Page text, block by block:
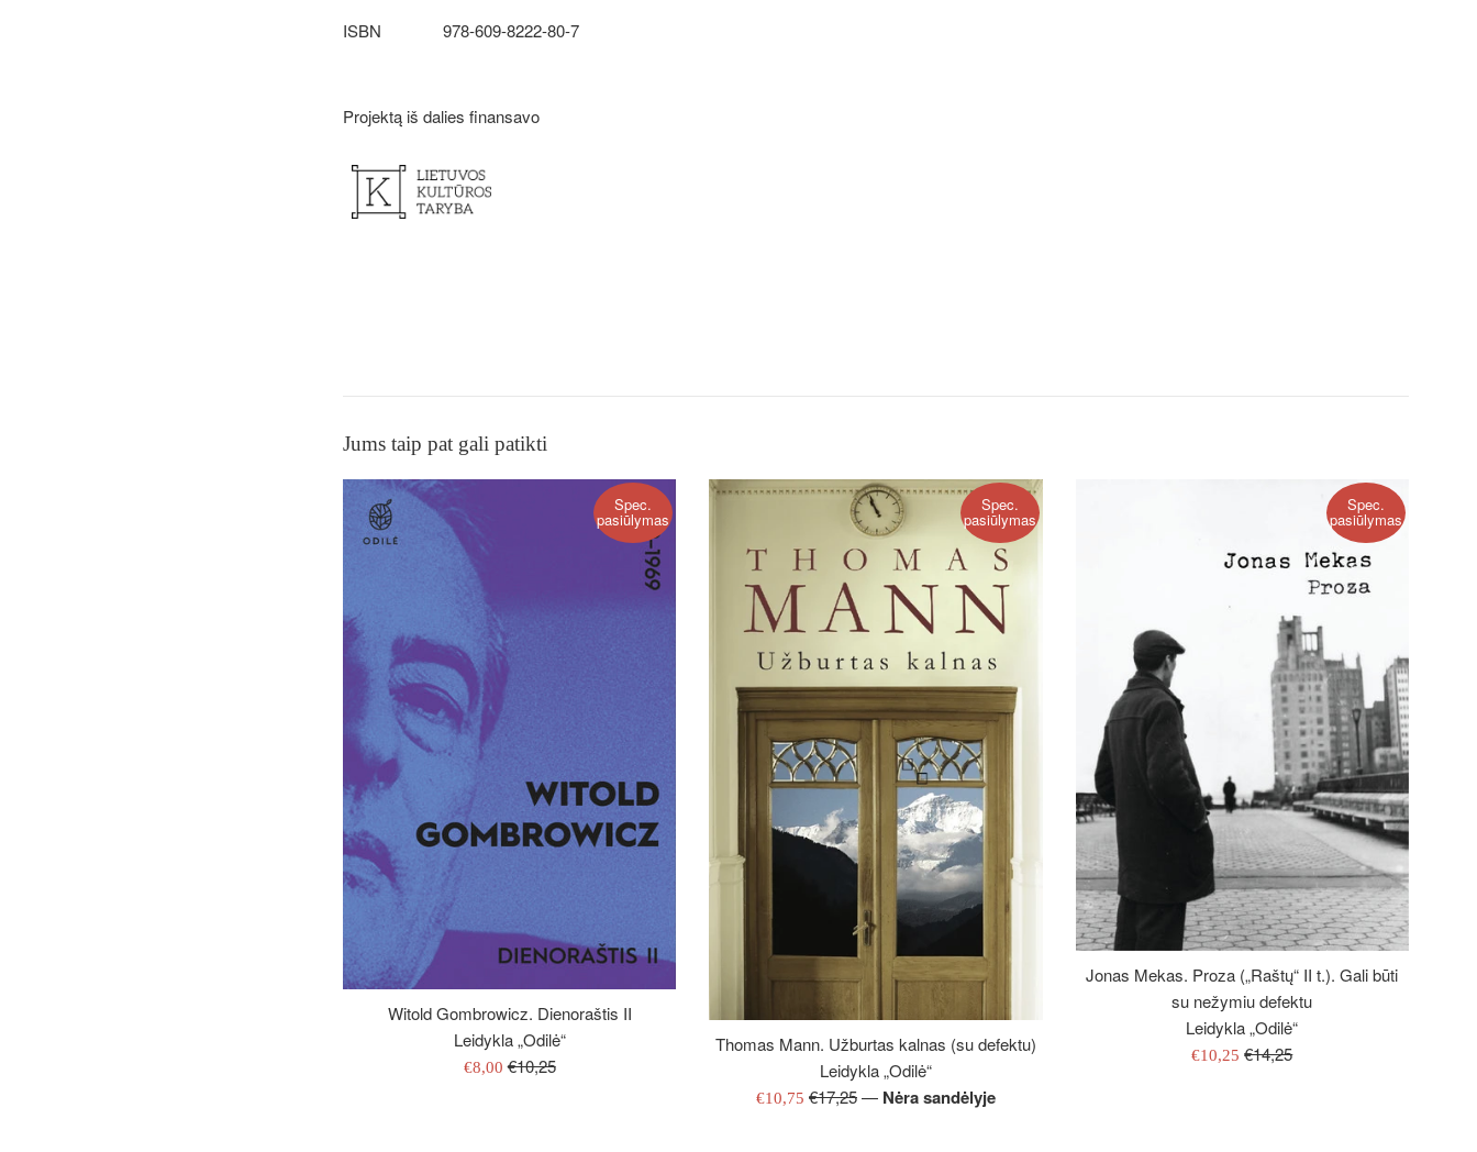
ISBN 978-609-8222-80-7
Projektą iš dalies finansavo
Jums taip pat gali patikti
Witold Gombrowicz. Dienoraštis II
Leidykla „Odilė“
Išpardavimo
€8,00Įprasta
€10,25
Spec.
pasiūlymas
Thomas Mann. Užburtas kalnas (su defektu)
Leidykla „Odilė“
Išpardavimo
€10,75 Įprasta
€17,25
Spec.
pasiūlymas
— Nėra sandėlyje
Jonas Mekas. Proza („Raštų“ II t.). Gali būti
su nežymiu defektu
Leidykla „Odilė“
Išpardavimo
€10,25Įprasta
€14,25
Spec.
pasiūlymas